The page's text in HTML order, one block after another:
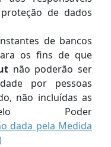
de dados
de bancos
os fins de que
não poderão ser
por pessoas
não incluídas as
Poder
dada pela Medida